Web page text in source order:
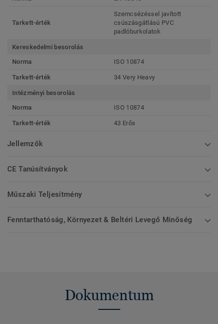
Tarkett-érték
Szemcsézéssel javított
csúszásgátlású PVC
padlóburkolatok
Kereskedelmi besorolás
Norma
ISO 10874
Tarkett-érték 34 Very Heavy
Intézményi besorolás
Norma
ISO 10874
Tarkett-érték 43 Erős
Jellemzők
CE Tanúsítványok
Műszaki Teljesítmény
Fenntarthatóság, Környezet & Beltéri Levegő Minőség
Dokumentum